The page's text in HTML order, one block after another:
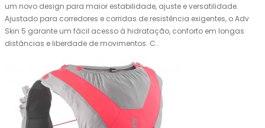
um novo design para maior estabilidade, ajuste e versatilidade.
Ajustado para corredores e corridas de resistência exigentes, o Adv
Skin 5 garante um fácil acesso à hidratação, conforto em longas
distâncias e liberdade de movimentos. C..